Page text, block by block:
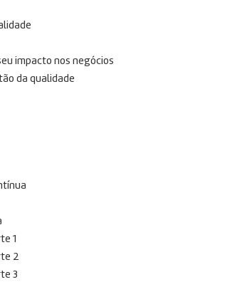
impacto nos negócios
da qualidade
1
2
3